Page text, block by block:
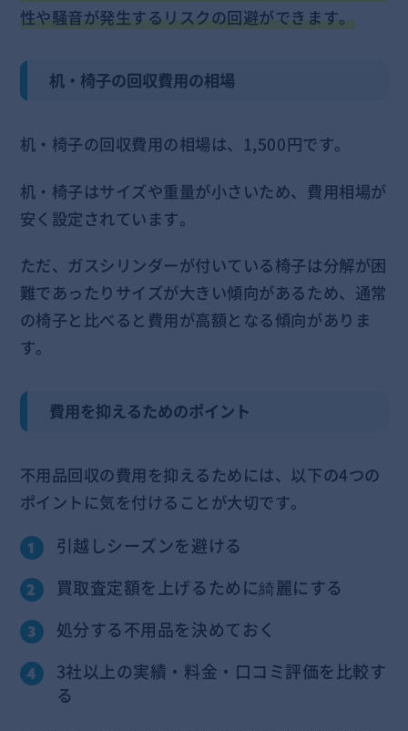
性や騒音が発生するリスクの回避ができます。
机・椅子の回収費用の相場
机・椅子の回収費用の相場は、1,500円です。
机・椅子はサイズや重量が小さいため、費用相場が
安く設定されています。
ただ、ガスシリンダーが付いている椅子は分解が困
難であったりサイズが大きい傾向があるため、通常
の椅子と比べると費用が高額となる傾向がありま
す。
費用を抑えるためのポイント
不用品回収の費用を抑えるためには、以下の4つの
ポイントに気を付けることが大切です。
引越しシーズンを避ける
買取査定額を上げるために綺麗にする
処分する不用品を決めておく
3社以上の実績・料金・口コミ評価を比較す
る